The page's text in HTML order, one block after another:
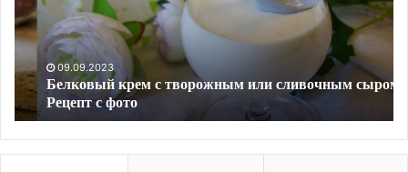
или
сливочным
сыром.
Рецепт
с
09.09.2023
Белковый крем с творожным или сливочным сыром.
Рецепт с фото
на